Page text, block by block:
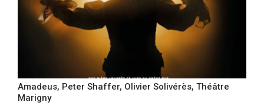
Amadeus, Peter Shaffer, Olivier Solivérès, Théâtre
Marigny